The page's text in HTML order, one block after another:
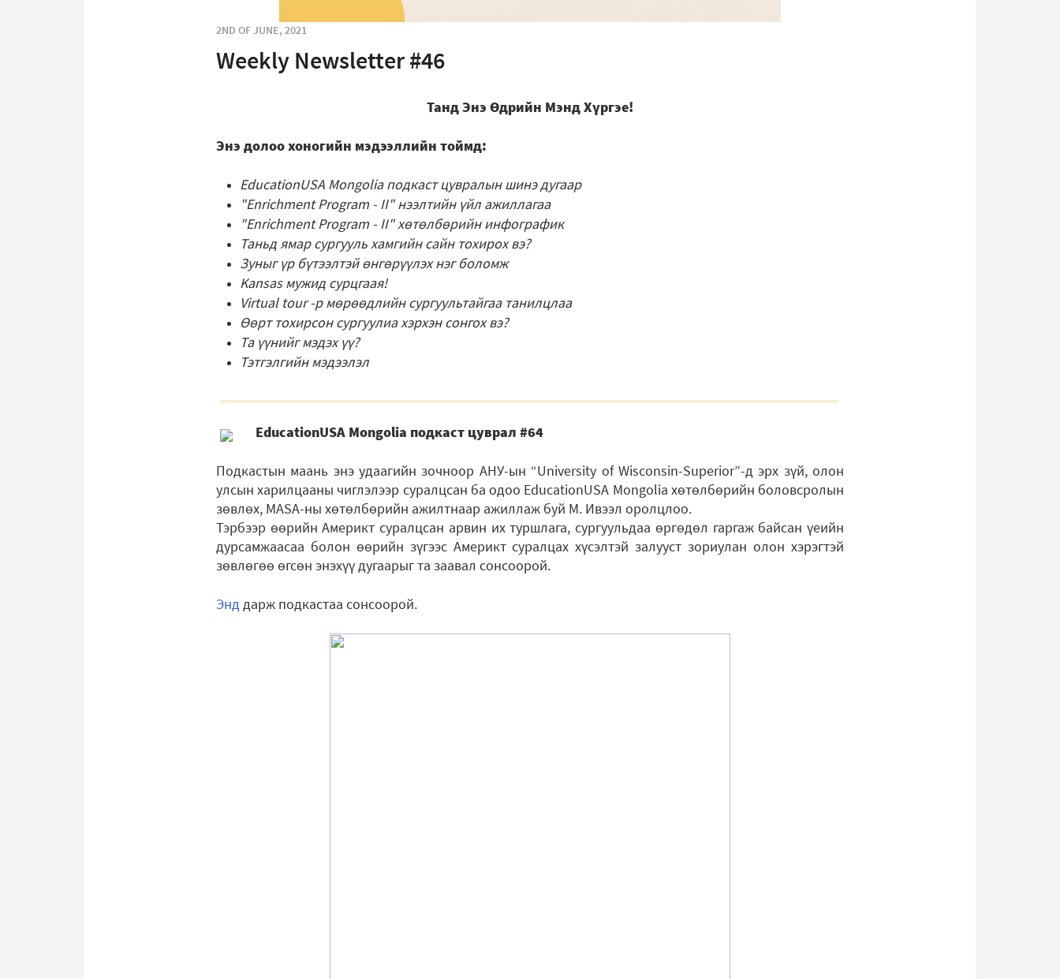
2ND OF JUNE, 2021
Weekly Newsletter #46
Танд Энэ Өдрийн Мэнд Хүргэе!
Энэ долоо хоногийн мэдээллийн тоймд:
EducationUSA Mongolia подкаст цувралын шинэ дугаар
"Enrichment Program - II" нээлтийн үйл ажиллагаа
"Enrichment Program - II" хөтөлбөрийн инфографик
Таньд ямар сургууль хамгийн сайн тохирох вэ?
Зуныг үр бүтээлтэй өнгөрүүлэх нэг боломж
Kansas мужид сурцгаая!
Virtual tour -р мөрөөдлийн сургуультайгаа танилцлаа
Өөрт тохирсон сургуулиа хэрхэн сонгох вэ?
Та үүнийг мэдэх үү?
Тэтгэлгийн мэдээлэл
EducationUSA Mongolia подкаст цуврал #64
Подкастын маань энэ удаагийн зочноор АНУ-ын “University of Wisconsin-Superior”-д эрх зүй, олон
улсын харилцааны чиглэлээр суралцсан ба одоо EducationUSA Mongolia хөтөлбөрийн боловсролын
зөвлөх, MASA-ны хөтөлбөрийн ажилтнаар ажиллаж буй М. Ивээл оролцлоо.
Тэрбээр өөрийн Америкт суралцсан арвин их туршлага, сургуульдаа өргөдөл гаргаж байсан үеийн
дурсамжаасаа болон өөрийн зүгээс Америкт суралцах хүсэлтэй залууст зориулан олон хэрэгтэй
зөвлөгөө өгсөн энэхүү дугаарыг та заавал сонсоорой.
Энддарж подкастаа сонсоорой.